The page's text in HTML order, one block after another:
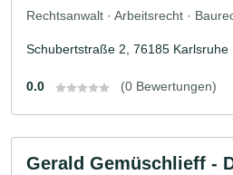
Rechtsanwalt · Arbeitsrecht ·
Schubertstraße 2, 76185 Karlsruhe
0.0 (0 Bewertungen)
Gerald Gemüschlieff -